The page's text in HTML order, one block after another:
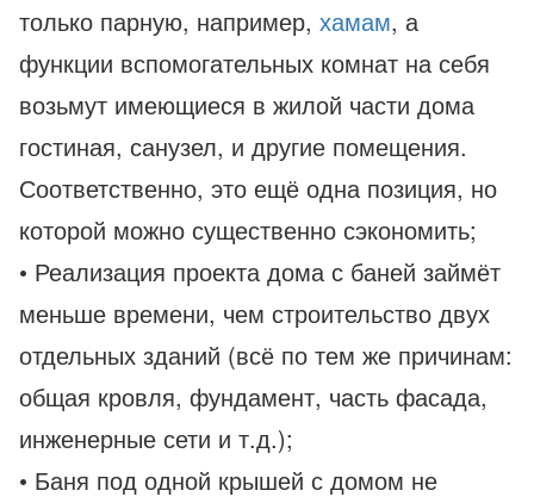
только парную, например, хамам, а
функции вспомогательных комнат на себя
возьмут имеющиеся в жилой части дома
гостиная, санузел, и другие помещения.
Соответственно, это ещё одна позиция, но
которой можно существенно сэкономить;
• Реализация проекта дома с баней займёт
меньше времени, чем строительство двух
отдельных зданий (всё по тем же причинам:
общая кровля, фундамент, часть фасада,
инженерные сети и т.д.);
• Баня под одной крышей с домом не